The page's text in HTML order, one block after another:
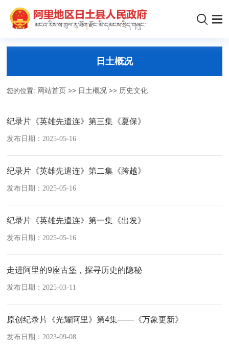
日土概况
您的位置: 网站首页 >> 日土概况 >> 历史文化
纪录片《英雄先遣连》第三集《夏保》
发布日期：2025-05-16
纪录片《英雄先遣连》第二集《跨越》
发布日期：2025-05-16
纪录片《英雄先遣连》第一集《出发》
发布日期：2025-05-16
走进阿里的9座古堡，探寻历史的隐秘
发布日期：2025-03-11
原创纪录片《光耀阿里》第4集——《万象更新》
发布日期：2023-09-08